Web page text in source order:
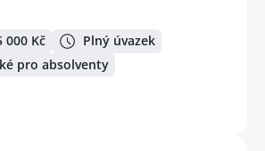
000 Kč
Plný úvazek
pro absolventy